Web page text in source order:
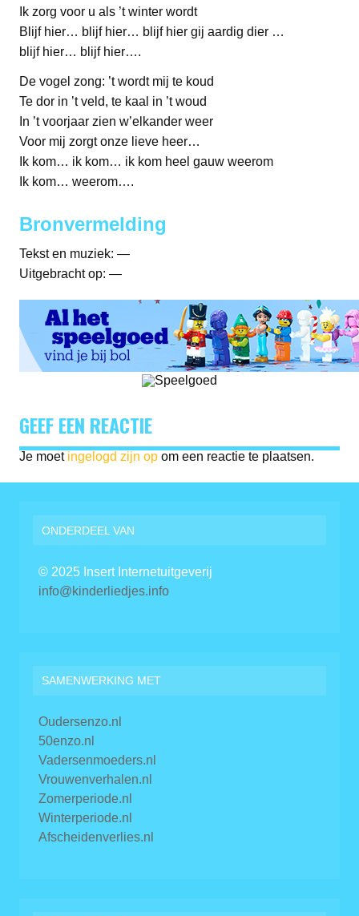
Ik zorg voor u als ’t winter wordt
Blijf hier… blijf hier… blijf hier gij aardig dier …
blijf hier… blijf hier….
De vogel zong: ’t wordt mij te koud
Te dor in ’t veld, te kaal in ’t woud
In ’t voorjaar zien w’elkander weer
Voor mij zorgt onze lieve heer…
Ik kom… ik kom… ik kom heel gauw weerom
Ik kom… weerom….
Bronvermelding
Tekst en muziek: —
Uitgebracht op: —
GEEF EEN REACTIE
Je moet ingelogd zijn op om een reactie te plaatsen.
ONDERDEEL VAN
© 2025 Insert Internetuitgeverij
info@kinderliedjes.info
SAMENWERKING MET
Oudersenzo.nl
50enzo.nl
Vadersenmoeders.nl
Vrouwenverhalen.nl
Zomerperiode.nl
Winterperiode.nl
Afscheidenverlies.nl